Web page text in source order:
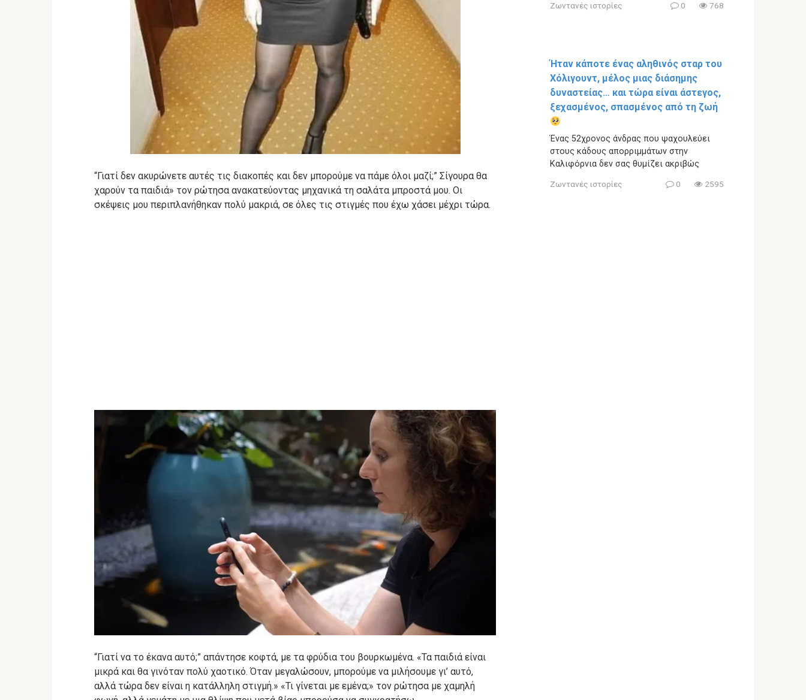
“Γιατί δεν ακυρώνετε αυτές τις διακοπές και δεν μπορούμε να πάμε όλοι μαζί;” Σίγουρα θα
χαρούν τα παιδιά» τον ρώτησα ανακατεύοντας μηχανικά τη σαλάτα μπροστά μου. Οι
σκέψεις μου περιπλανήθηκαν πολύ μακριά, σε όλες τις στιγμές που έχω χάσει μέχρι τώρα.
“Γιατί να το έκανα αυτό;” απάντησε κοφτά, με τα φρύδια του βουρκωμένα. «Τα παιδιά είναι
μικρά και θα γινόταν πολύ χαοτικό. Όταν μεγαλώσουν, μπορούμε να μιλήσουμε γι’ αυτό,
αλλά τώρα δεν είναι η κατάλληλη στιγμή.» «Τι γίνεται με εμένα;» τον ρώτησα με χαμηλή
Ζωντανές ιστορίες 0 768
Ήταν κάποτε ένας αληθινός σταρ του
Χόλιγουντ, μέλος μιας διάσημης
δυναστείας… και τώρα είναι άστεγος,
ξεχασμένος, σπασμένος από τη ζωή
Ένας 52χρονος άνδρας που ψαχουλεύει
στους κάδους απορριμμάτων στην
Καλιφόρνια δεν σας θυμίζει ακριβώς
Ζωντανές ιστορίες 0 2595